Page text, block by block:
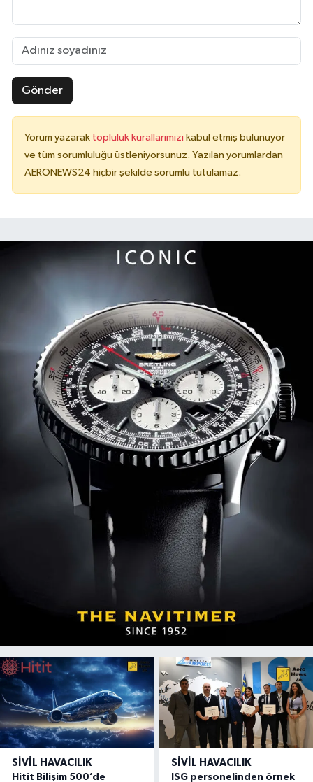
Gönder
Yorum yazarak topluluk kurallarımızı kabul etmiş bulunuyor
ve tüm sorumluluğu üstleniyorsunuz. Yazılan yorumlardan
AERONEWS24 hiçbir şekilde sorumlu tutulamaz.
SIVIL HAVACILIK
Hitit Bilişim 500’de
SIVIL HAVACILIK
ISG personelinden örnek